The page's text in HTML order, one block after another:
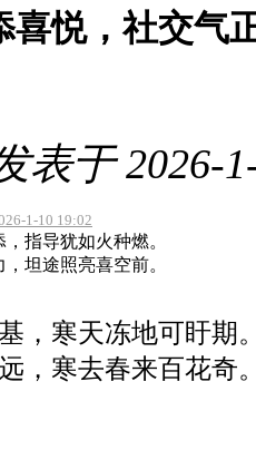
喜悦，社交气
表于 2026-
1-10 19:02
指导犹如火种燃。
坦途照亮喜空前。
，寒天冻地可盱期
，寒去春来百花奇